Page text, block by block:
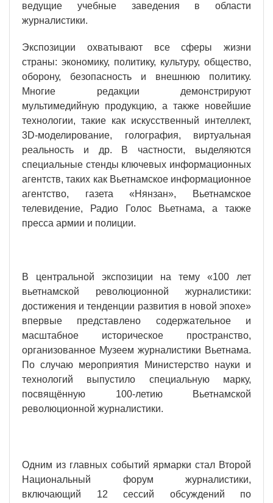
ведущие учебные заведения в области
журналистики.
Экспозиции охватывают все сферы жизни
страны: экономику, политику, культуру, общество,
оборону, безопасность и внешнюю политику.
Многие редакции демонстрируют
мультимедийную продукцию, а также новейшие
технологии, такие как искусственный интеллект,
3D-моделирование, голография, виртуальная
реальность и др. В частности, выделяются
специальные стенды ключевых информационных
агентств, таких как Вьетнамское информационное
агентство, газета «Нянзан», Вьетнамское
телевидение, Радио Голос Вьетнама, а также
пресса армии и полиции.
В центральной экспозиции на тему «100 лет
вьетнамской революционной журналистики:
достижения и тенденции развития в новой эпохе»
впервые представлено содержательное и
масштабное историческое пространство,
организованное Музеем журналистики Вьетнама.
По случаю мероприятия Министерство науки и
технологий выпустило специальную марку,
посвящённую 100-летию Вьетнамской
революционной журналистики.
Одним из главных событий ярмарки стал Второй
Национальный форум журналистики,
включающий 12 сессий обсуждений по